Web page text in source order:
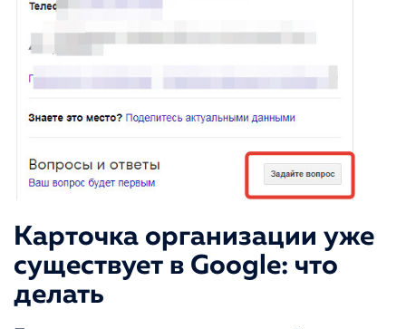
Карточка организации уже
существует в Google: что
делать